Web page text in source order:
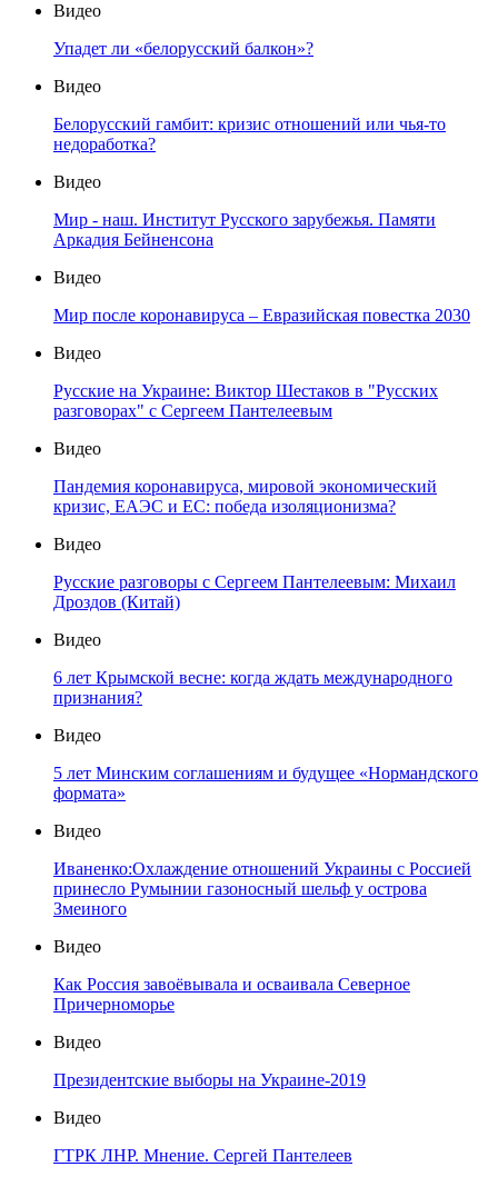
Видео
Упадет ли «белорусский балкон»?
Видео
Белорусский гамбит: кризис отношений или чья-то
недоработка?
Видео
Мир - наш. Институт Русского зарубежья. Памяти
Аркадия Бейненсона
Видео
Мир после коронавируса – Евразийская повестка 2030
Видео
Русские на Украине: Виктор Шестаков в "Русских
разговорах" с Сергеем Пантелеевым
Видео
Пандемия коронавируса, мировой экономический
кризис, ЕАЭС и ЕС: победа изоляционизма?
Видео
Русские разговоры с Сергеем Пантелеевым: Михаил
Дроздов (Китай)
Видео
6 лет Крымской весне: когда ждать международного
признания?
Видео
5 лет Минским соглашениям и будущее «Нормандского
формата»
Видео
Иваненко:Охлаждение отношений Украины с Россией
принесло Румынии газоносный шельф у острова
Змеиного
Видео
Как Россия завоёвывала и осваивала Северное
Причерноморье
Видео
Президентские выборы на Украине-2019
Видео
ГТРК ЛНР. Мнение. Сергей Пантелеев